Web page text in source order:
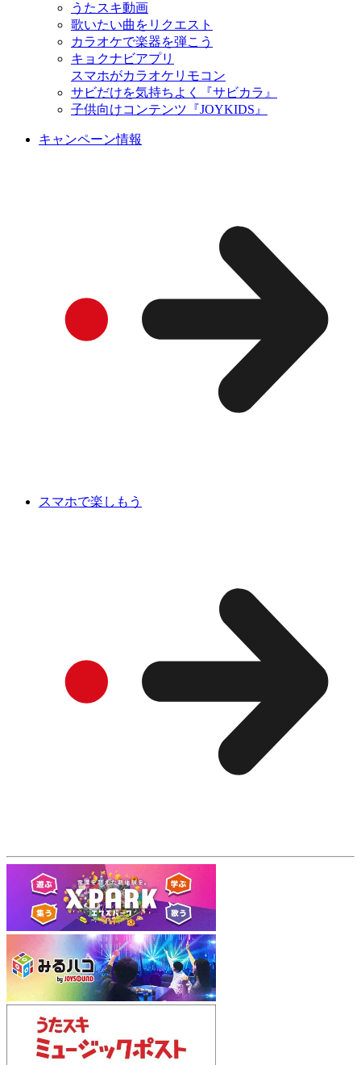
うたスキ動画
歌いたい曲をリクエスト
カラオケで楽器を弾こう
キョクナビアプリ
スマホがカラオケリモコン
サビだけを気持ちよく『サビカラ』
子供向けコンテンツ『JOYKIDS』
キャンペーン情報
スマホで楽しもう